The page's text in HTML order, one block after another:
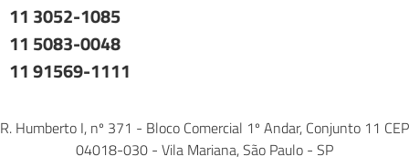
11 3052-1085
11 5083-0048
11 91569-1111
R. Humberto I, nº 371 - Bloco Comercial 1º Andar, Conjunto 11 CEP
04018-030 - Vila Mariana, São Paulo - SP